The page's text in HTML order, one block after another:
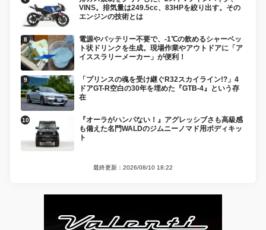
VINS。排気量は249.5cc、83HPを絞り出す。その
エンジンの技術とは
電源やバッテリー不要で、-1℃の飲めるシャーベッ
ト状ドリンクを生成。現場作業やアウトドアに「ア
イススラリーメーカー」が便利！
「プリンスの魂を受け継ぐR32スカイライン!?」4
ドアGT-R空白の30年を埋めた『GTB-4』という存
在
『オーラがハンパない！』アグレッシブさも高級感
も備えた名門WALDのジムニーノマド用ボディキッ
ト
最終更新：2026/08/10 18:22